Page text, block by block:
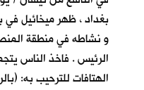
بغداد ، ظهر ميخائيل في
و نشاطه في منطقة
الرئيس . فاخذ الناس
الهتافات للترحيب به: